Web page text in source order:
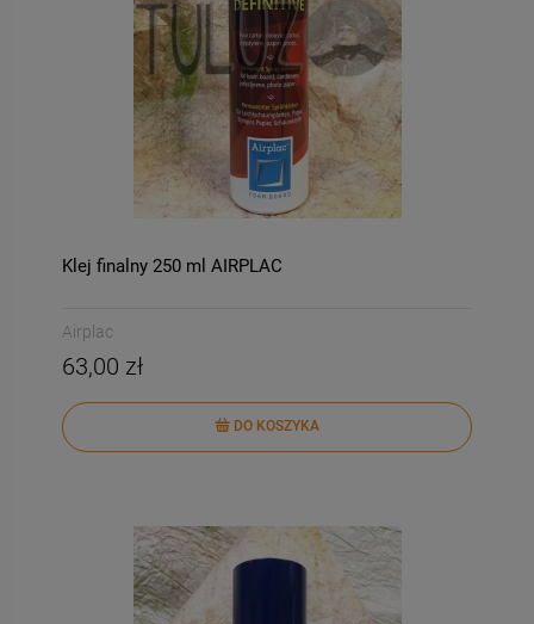
059-bis Decomania
Classica 30 X 42
4,90 zł
Cena regularna:
9,80 zł
Najniższa cena:
9,80 zł
ITD Collection papier
ryżowy A4 kwiaty
kod.prod.R0122
Cena regularna:
8,00 zł
Najniższa cena:
3,00 zł
Klej finalny 250 ml AIRPLAC
Airplac
63,00 zł
DO KOSZYKA